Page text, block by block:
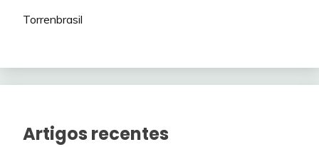
Torrenbrasil
Artigos recentes